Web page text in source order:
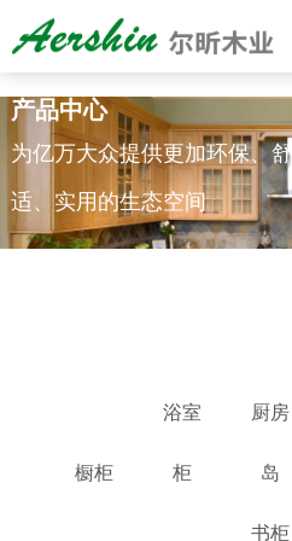
产品中心
为亿万大众提供更加环保、舒
适、实用的生态空间
橱柜
浴室
柜
厨房
岛
书柜